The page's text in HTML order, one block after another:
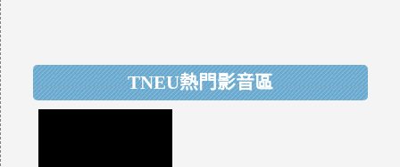
TNEU熱門影音區